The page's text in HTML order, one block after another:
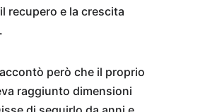
recupero e la crescita
però che il proprio
raggiunto dimensioni